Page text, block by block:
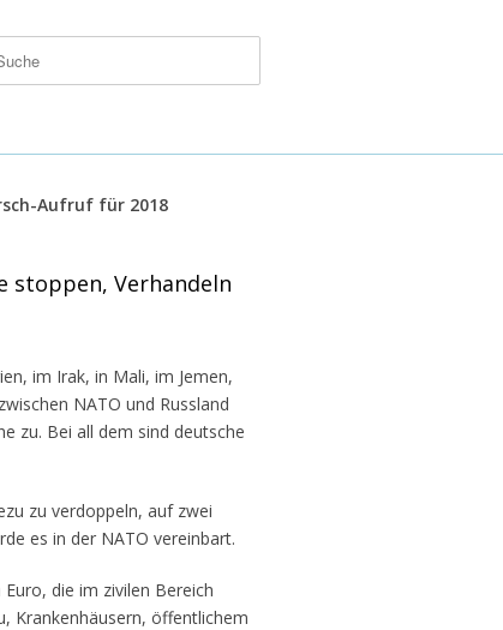
Aufruf für 2018
stoppen, Verhandeln
im Irak, in Mali, im Jemen,
NATO und Russland
zu. Bei all dem sind deutsche
zu verdoppeln, auf zwei
es in der NATO vereinbart.
die im zivilen Bereich
Krankenhäusern, öffentlichem